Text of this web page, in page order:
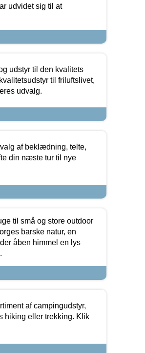
udvidet sig til at
udstyr til den kvalitets
til friluftslivet,
udvalg.
af beklædning, telte,
din næste tur til nye
til små og store outdoor
barske natur, en
åben himmel en lys
af campingudstyr,
hiking eller trekking. Klik